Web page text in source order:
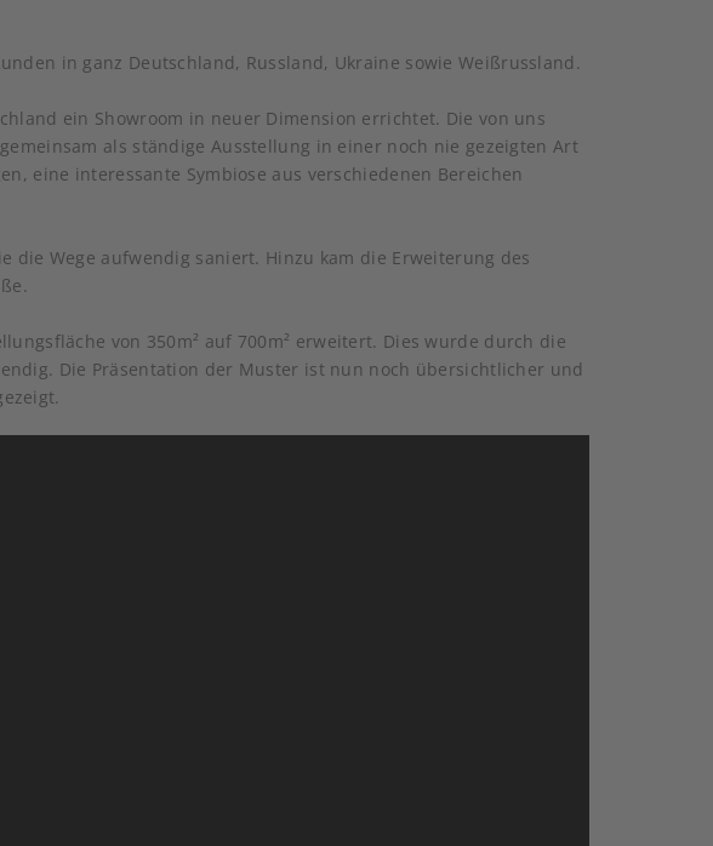
in ganz Deutschland, Russland, Ukraine sowie Weißrussland.
ein Showroom in neuer Dimension errichtet. Die von uns
als ständige Ausstellung in einer noch nie gezeigten Art
eine interessante Symbiose aus verschiedenen Bereichen
die Wege aufwendig saniert. Hinzu kam die Erweiterung des
von 350m² auf 700m² erweitert. Dies wurde durch die
Die Präsentation der Muster ist nun noch übersichtlicher und